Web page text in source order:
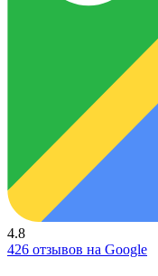
4.8
426 отзывов на Google